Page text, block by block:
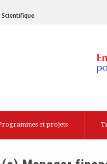
Scientifique
et projets